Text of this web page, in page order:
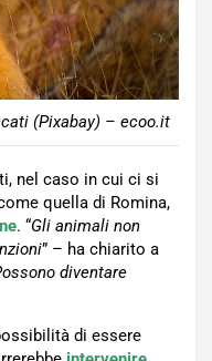
(Pixabay) – ecoo.it
nel caso in cui ci si
quella di Romina,
. “Gli animali non
” – ha chiarito a
diventare
di essere